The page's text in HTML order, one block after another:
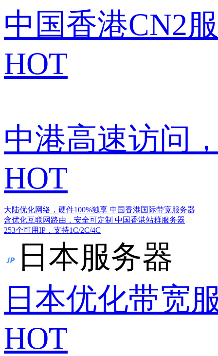
中国香港CN2
HOT
中港高速访问
HOT
大陆优化网络，硬件100%独享 中国香港国际带宽服务器
含优化互联网路由，安全可定制 中国香港站群服务器
253个可用IP，支持1C/2C/4C
日本服务器
日本优化带宽
HOT